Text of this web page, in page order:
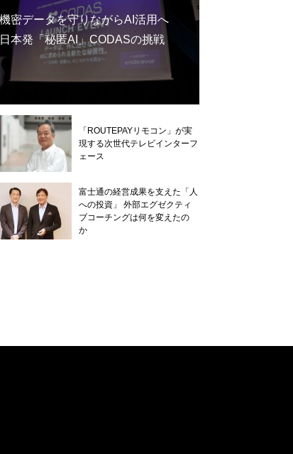
機密データを守りながらAI活用へ
日本発「秘匿AI」CODASの挑戦
「ROUTEPAYリモコン」が実
現する次世代テレビインターフ
ェース
富士通の経営成果を支えた「人
への投資」 外部エグゼクティ
ブコーチングは何を変えたの
か